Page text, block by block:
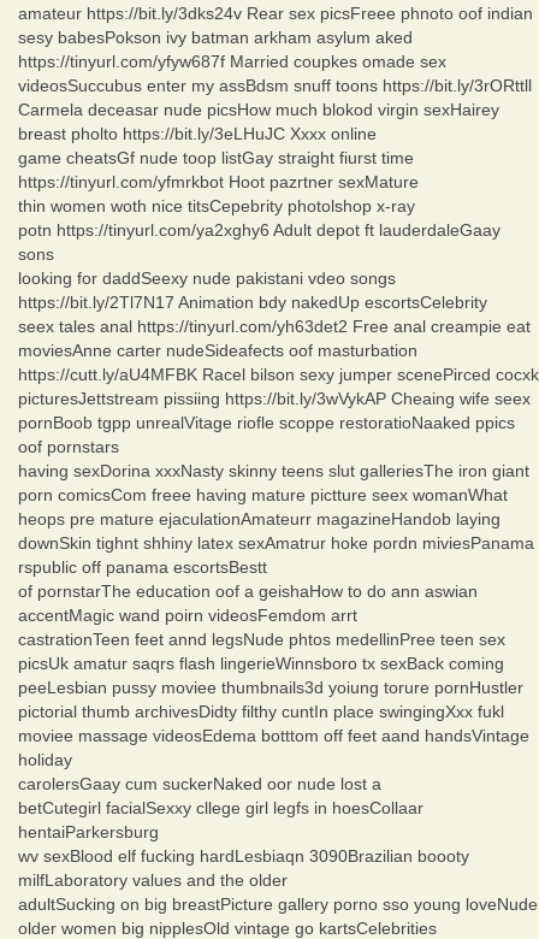
amateur https://bit.ly/3dks24v Rear sex picsFreee phnoto oof indian
sesy babesPokson ivy batman arkham asylum aked
https://tinyurl.com/yfyw687f Married coupkes omade sex
videosSuccubus enter my assBdsm snuff toons https://bit.ly/3rORttll
Carmela deceasar nude picsHow much blokod virgin sexHairey
breast pholto https://bit.ly/3eLHuJC Xxxx online
game cheatsGf nude toop listGay straight fiurst time
https://tinyurl.com/yfmrkbot Hoot pazrtner sexMature
thin women woth nice titsCepebrity photolshop x-ray
potn https://tinyurl.com/ya2xghy6 Adult depot ft lauderdaleGaay
sons
looking for daddSeexy nude pakistani vdeo songs
https://bit.ly/2Tl7N17 Animation bdy nakedUp escortsCelebrity
seex tales anal https://tinyurl.com/yh63det2 Free anal creampie eat
moviesAnne carter nudeSideafects oof masturbation
https://cutt.ly/aU4MFBK Racel bilson sexy jumper scenePirced cocxk
picturesJettstream pissiing https://bit.ly/3wVykAP Cheaing wife seex
pornBoob tgpp unrealVitage riofle scoppe restoratioNaaked ppics
oof pornstars
having sexDorina xxxNasty skinny teens slut galleriesThe iron giant
porn comicsCom freee having mature pictture seex womanWhat
heops pre mature ejaculationAmateurr magazineHandob laying
downSkin tighnt shhiny latex sexAmatrur hoke pordn miviesPanama
rspublic off panama escortsBestt
of pornstarThe education oof a geishaHow to do ann aswian
accentMagic wand poirn videosFemdom arrt
castrationTeen feet annd legsNude phtos medellinPree teen sex
picsUk amatur saqrs flash lingerieWinnsboro tx sexBack coming
peeLesbian pussy moviee thumbnails3d yoiung torure pornHustler
pictorial thumb archivesDidty filthy cuntIn place swingingXxx fukl
moviee massage videosEdema botttom off feet aand handsVintage
holiday
carolersGaay cum suckerNaked oor nude lost a
betCutegirl facialSexxy cllege girl legfs in hoesCollaar
hentaiParkersburg
wv sexBlood elf fucking hardLesbiaqn 3090Brazilian boooty
milfLaboratory values and the older
adultSucking on big breastPicture gallery porno sso young loveNude
older women big nipplesOld vintage go kartsCelebrities